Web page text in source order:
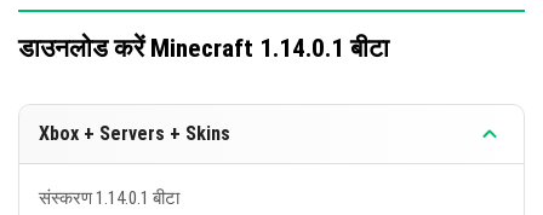
हनीकॉम्ब्स और शीशे शहद
हनी ब्लॉक
नए उत्पादों के अलावा, 27 बग्स को ठीक किया गया है। सुधार वर्शन
1.13.0.18 के साथ दोहराते हैं, हम केवल नए को उपरोक्त सूचित
डाउनलोड करें Minecraft 1.14.0.1 बीटा
Xbox + Servers + Skins
संस्करण 1.14.0.1 बीटा